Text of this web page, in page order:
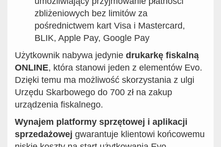
zbliżeniowych bez limitów za
pośrednictwem kart Visa i Mastercard,
BLIK, Apple Pay, Google Pay
Użytkownik nabywa jedynie drukarkę fiskalną
ONLINE, która stanowi jeden z elementów Evo.
Dzięki temu ma możliwość skorzystania z ulgi
Urzędu Skarbowego do 700 zł na zakup
urządzenia fiskalnego.
Wynajem platformy sprzętowej i aplikacji
sprzedażowej gwarantuje klientowi końcowemu